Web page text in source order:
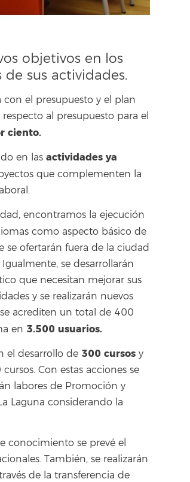
objetivos en los
sus actividades.
con el presupuesto y el plan
al presupuesto para el
ciento.
en las actividades ya
que complementen la
encontramos la ejecución
como aspecto básico de
se ofertarán fuera de la ciudad
se desarrollarán
que necesitan mejorar sus
y se realizarán nuevos
acrediten un total de 400
en 3.500 usuarios.
el desarrollo de 300 cursos y
Con estas acciones se
labores de Promoción y
Laguna considerando la
conocimiento se prevé el
También, se realizarán
de la transferencia de